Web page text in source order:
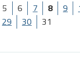
5 6 7 8 9
29 30 31